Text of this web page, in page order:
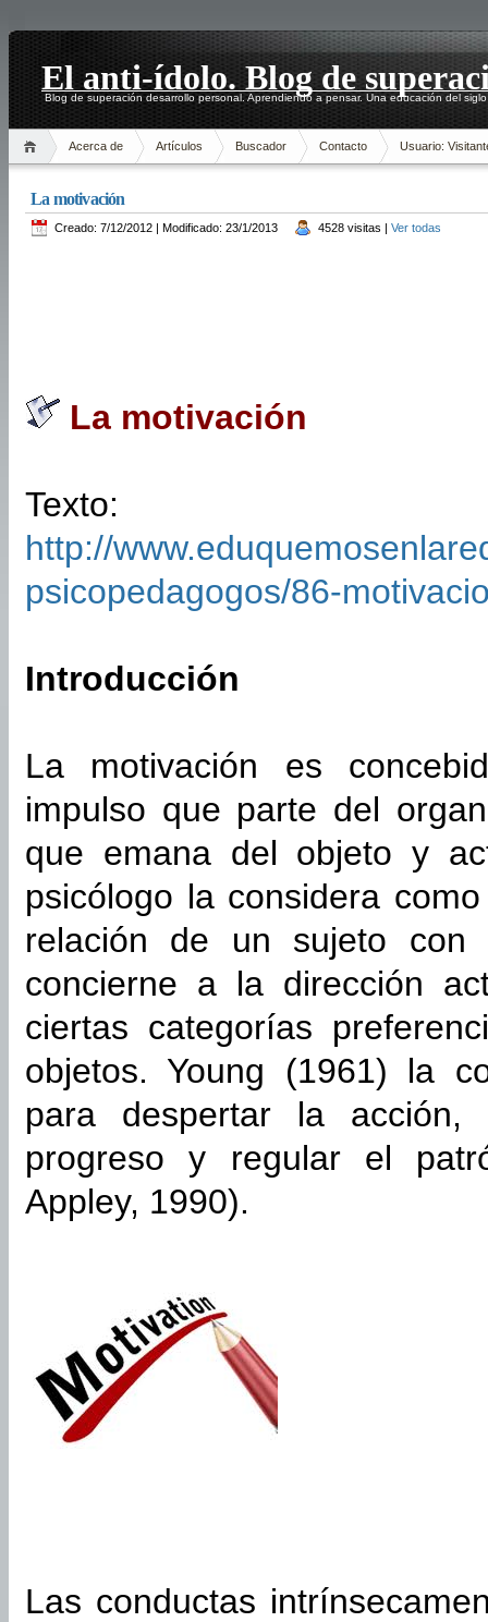
El anti-ídolo. Blog de
Blog de superación desarrollo personal. Aprendiendo a pensar. Una educación del
Acerca de Artículos Buscador Contacto Usuario:
La motivación
Creado: 7/12/2012 | Modificado: 23/1/2013 4528 visitas | Ver todas
La motivación
Texto:
http://
psicopedagogos/86-
Introducción
La motivación es
impulso que parte del
que emana del objeto y
psicólogo la considera
relación de un sujeto con
concierne a la dirección
ciertas categorías
objetos. Young (1961) la
para despertar la
progreso y regular el
Appley, 1990).
Las conductas